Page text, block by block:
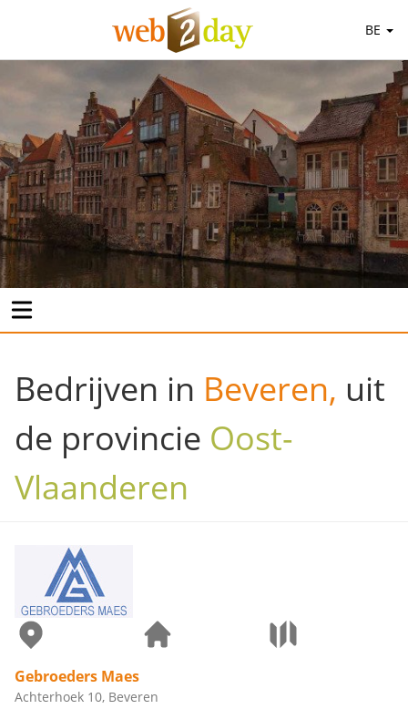
BE
Bedrijven in Beveren, uit
de provincie Oost-
Vlaanderen
Gebroeders Maes
Achterhoek 10, Beveren